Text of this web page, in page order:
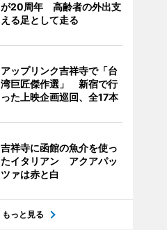
が20周年 高齢者の外出支
える足として走る
アップリンク吉祥寺で「台
湾巨匠傑作選」 新宿で行
った上映企画巡回、全17本
吉祥寺に函館の魚介を使っ
たイタリアン アクアパッ
ツァは赤と白
もっと見る